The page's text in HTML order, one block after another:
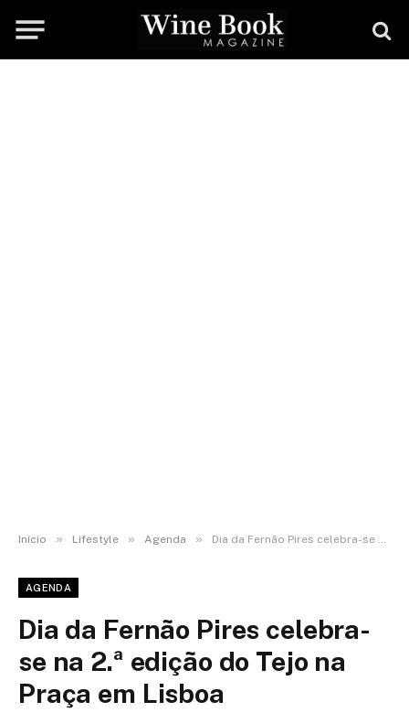
Início » Lifestyle » Agenda » Dia da Fernão Pires celebra-se na 2.ª edição do Tejo na Praça em Lisboa
AGENDA
Dia da Fernão Pires celebra-
se na 2.ª edição do Tejo na
Praça em Lisboa